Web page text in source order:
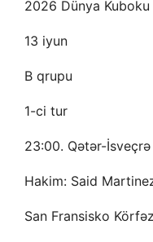
2026 Dünya Kuboku
13 iyun
B qrupu
1-ci tur
23:00. Qətər-İsveçrə
Hakim: Said
San Fransisko